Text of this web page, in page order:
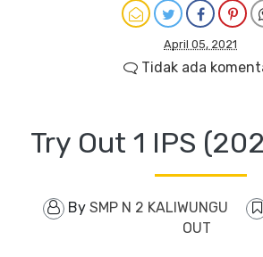
April 05, 2021
Tidak ada
Try Out 1 IPS
By SMP N 2 KALIWUNGU
OUT